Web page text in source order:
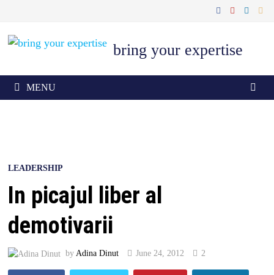
content
bring your expertise
MENU
LEADERSHIP
In picajul liber al
demotivarii
by Adina Dinut June 24, 2012 2